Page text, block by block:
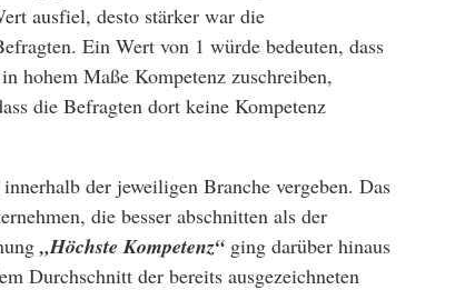
ausfiel, desto stärker war die
Ein Wert von 1 würde bedeuten, dass
hohem Maße Kompetenz zuschreiben,
die Befragten dort keine Kompetenz
der jeweiligen Branche vergeben. Das
die besser abschnitten als der
„Höchste Kompetenz“ ging darüber hinaus
Durchschnitt der bereits ausgezeichneten